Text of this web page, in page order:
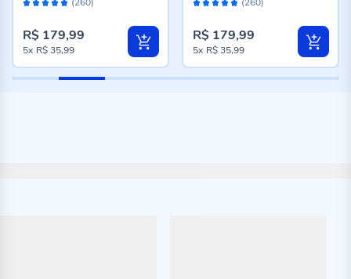
R$ 179,99
5x R$ 35,99
R$ 179,99
5x R$ 35,99